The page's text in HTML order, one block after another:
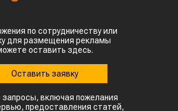
по сотрудничеству или
для размещения рекламы
оставить здесь.
Оставить заявку
запросы, включая пожелания
предоставления статей,